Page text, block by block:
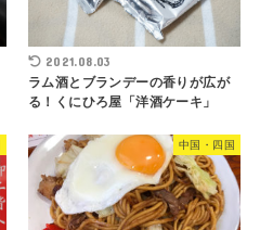
2021.08.03
ラム酒とブランデーの香りが広が
る！くにひろ屋「洋酒ケーキ」
中国・四国